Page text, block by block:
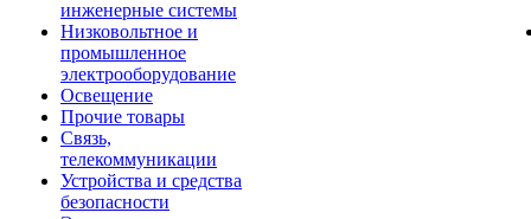
инженерные системы
Низковольтное и
промышленное
электрооборудование
Освещение
Прочие товары
Связь,
телекоммуникации
Устройства и средства
безопасности